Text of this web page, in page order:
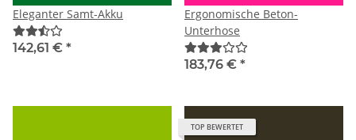
Eleganter Samt-Akku
142,61 € *
Ergonomische Beton-
Unterhose
183,76 € *
TOP BEWERTET